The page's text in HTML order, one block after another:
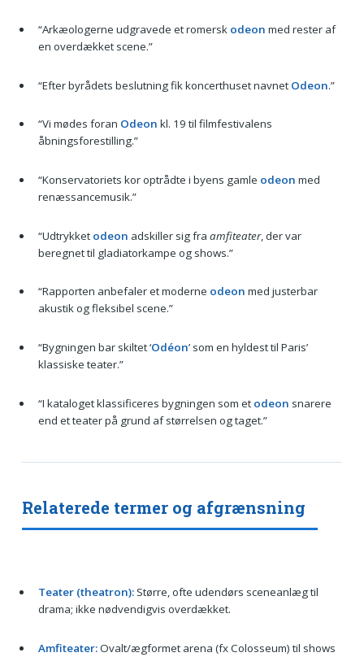
“Arkæologerne udgravede et romersk odeon med rester af
en overdækket scene.”
“Efter byrådets beslutning fik koncerthuset navnet Odeon.”
“Vi mødes foran Odeon kl. 19 til filmfestivalens
åbningsforestilling.”
“Konservatoriets kor optrådte i byens gamle odeon med
renæssancemusik.”
“Udtrykket odeon adskiller sig fra amfiteater, der var
beregnet til gladiatorkampe og shows.”
“Rapporten anbefaler et moderne odeon med justerbar
akustik og fleksibel scene.”
“Bygningen bar skiltet ‘Odéon’ som en hyldest til Paris’
klassiske teater.”
“I kataloget klassificeres bygningen som et odeon snarere
end et teater på grund af størrelsen og taget.”
Relaterede termer og afgrænsning
Teater (theatron):Større, ofte udendørs sceneanlæg til
drama; ikke nødvendigvis overdækket.
Amfiteater:Ovalt/ægformet arena (fx Colosseum) til shows